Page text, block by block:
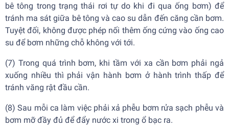
bê tông trong trạng thái rơi tự do khi đi qua ống bơm) để
tránh ma sát giữa bê tông và cao su dẫn đến căng cần bơm.
Tuyệt đối, không được phép nối thêm ống cứng vào ống cao
su để bơm những chỗ không với tới.
(7) Trong quá trình bơm, khi tầm với xa cần bơm phải ngả
xuống nhiều thì phải vận hành bơm ở hành trình thấp để
tránh văng rật đầu cần.
(8) Sau mỗi ca làm việc phải xả phễu bơm rửa sạch phễu và
bơm mỡ đầy đủ để đẩy nước xi trong ổ bạc ra.